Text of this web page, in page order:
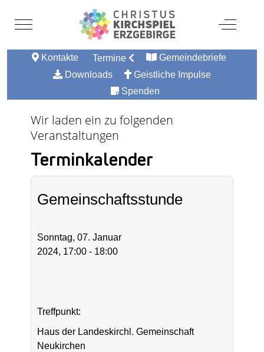
Mobile Menu Toggle Off-
Kontakte Termine
Gemeindebriefe
Downloads
Geistliche Impulse
Spenden
Wir laden ein zu folgenden
Veranstaltungen
Terminkalender
Gemeinschaftsstunde
Sonntag, 07. Januar
2024, 17:00 - 18:00
Treffpunkt:
Haus der Landeskirchl. Gemeinschaft
Neukirchen